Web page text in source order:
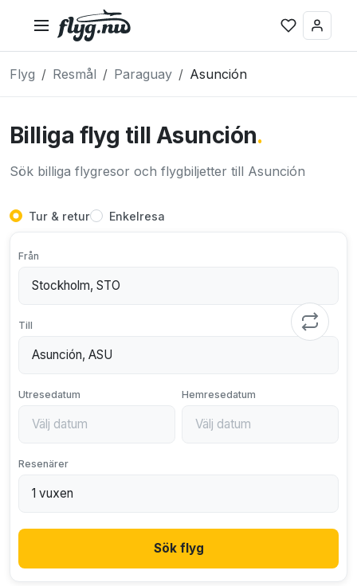
Flyg Resmål Paraguay Asunción
Billiga flyg till Asunción.
Sök billiga flygresor och flygbiljetter till Asunción
Tur & retur Enkelresa
Från
Till
Utresedatum Hemresedatum
Resenärer
Sök flyg